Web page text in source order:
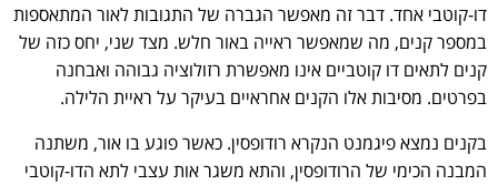
דו-קוטבי אחד. דבר זה מאפשר הגברה של התגובות לאור המתאספות
במספר קנים, מה שמאפשר ראייה באור חלש. מצד שני, יחס כזה של
קנים לתאים דו קוטביים אינו מאפשרת רזולוציה גבוהה ואבחנה
בפרטים. מסיבות אלו הקנים אחראיים בעיקר על ראיית הלילה.
בקנים נמצא פיגמנט הנקרא רודופסין. כאשר פוגע בו אור, משתנה
המבנה הכימי של הרודופסין, והתא משגר אות עצבי לתא הדו-קוטבי